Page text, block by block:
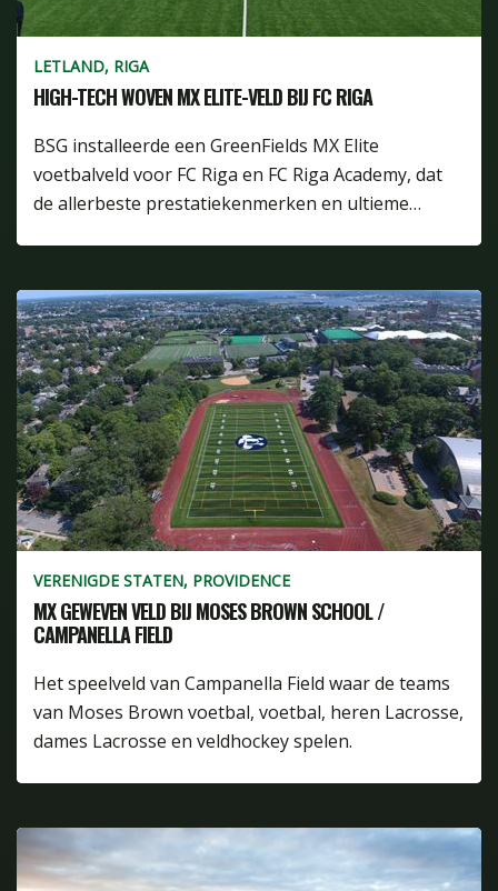
LETLAND, RIGA
HIGH-TECH WOVEN MX ELITE-VELD BIJ FC RIGA
BSG installeerde een GreenFields MX Elite
voetbalveld voor FC Riga en FC Riga Academy, dat
de allerbeste prestatiekenmerken en ultieme…
VERENIGDE STATEN, PROVIDENCE
MX GEWEVEN VELD BIJ MOSES BROWN SCHOOL /
CAMPANELLA FIELD
Het speelveld van Campanella Field waar de teams
van Moses Brown voetbal, voetbal, heren Lacrosse,
dames Lacrosse en veldhockey spelen.